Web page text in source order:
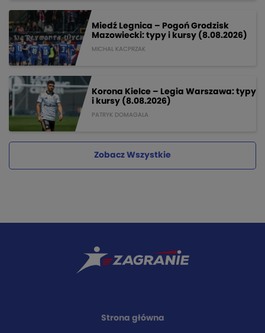
Miedź Legnica – Pogoń Grodzisk
Mazowiecki: typy i kursy (8.08.2026)
MICHAL KACPRZAK
Korona Kielce – Legia Warszawa: typy
i kursy (8.08.2026)
PATRYK DOMAGALA
Zobacz Wszystkie
Strona główna